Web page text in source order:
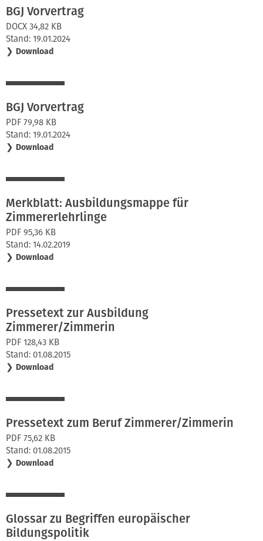
BGJ Vorvertrag
DOCX 34,82 KB
Stand: 19.01.2024
❯ Download
BGJ Vorvertrag
PDF 79,98 KB
Stand: 19.01.2024
❯ Download
Merkblatt: Ausbildungsmappe für
Zimmererlehrlinge
PDF 95,36 KB
Stand: 14.02.2019
❯ Download
Pressetext zur Ausbildung
Zimmerer/Zimmerin
PDF 128,43 KB
Stand: 01.08.2015
❯ Download
Pressetext zum Beruf Zimmerer/Zimmerin
PDF 75,62 KB
Stand: 01.08.2015
❯ Download
Glossar zu Begriffen europäischer
Bildungspolitik